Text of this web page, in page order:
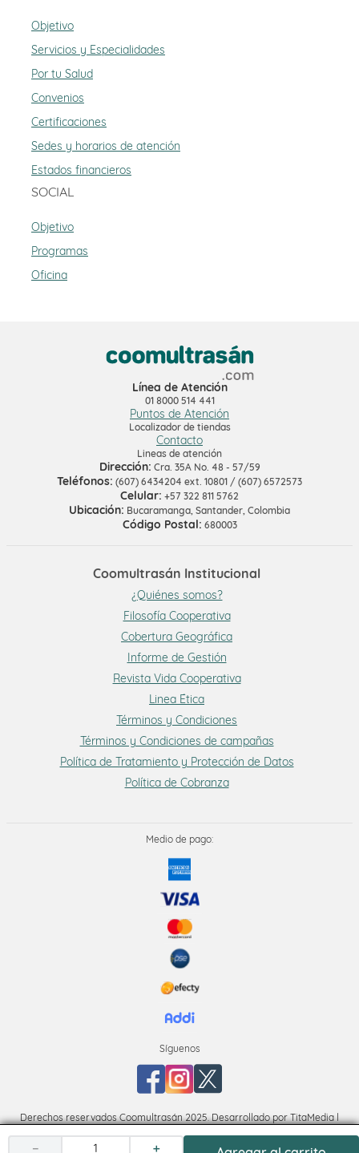
＋
－
Objetivo
Servicios y Especialidades
Por tu Salud
Convenios
Certificaciones
Sedes y horarios de atención
Estados financieros
SOCIAL
Objetivo
Programas
Oficina
Línea de Atención
01 8000 514 441
Puntos de Atención
Localizador de tiendas
Contacto
Lineas de atención
Dirección: Cra. 35A No. 48 - 57/59
Teléfonos: (607) 6434204 ext. 10801 / (607) 6572573
Celular: +57 322 811 5762
Ubicación: Bucaramanga, Santander, Colombia
Código Postal: 680003
Coomultrasán Institucional
¿Quiénes somos?
Filosofía Cooperativa
Cobertura Geográfica
Informe de Gestión
Revista Vida Cooperativa
Linea Ética
Términos y Condiciones
Términos y Condiciones de campañas
Política de Tratamiento y Protección de Datos
Política de Cobranza
Medio de pago:
Síguenos
Derechos reservados Coomultrasán 2025. Desarrollado por TitaMedia l
Plataforma